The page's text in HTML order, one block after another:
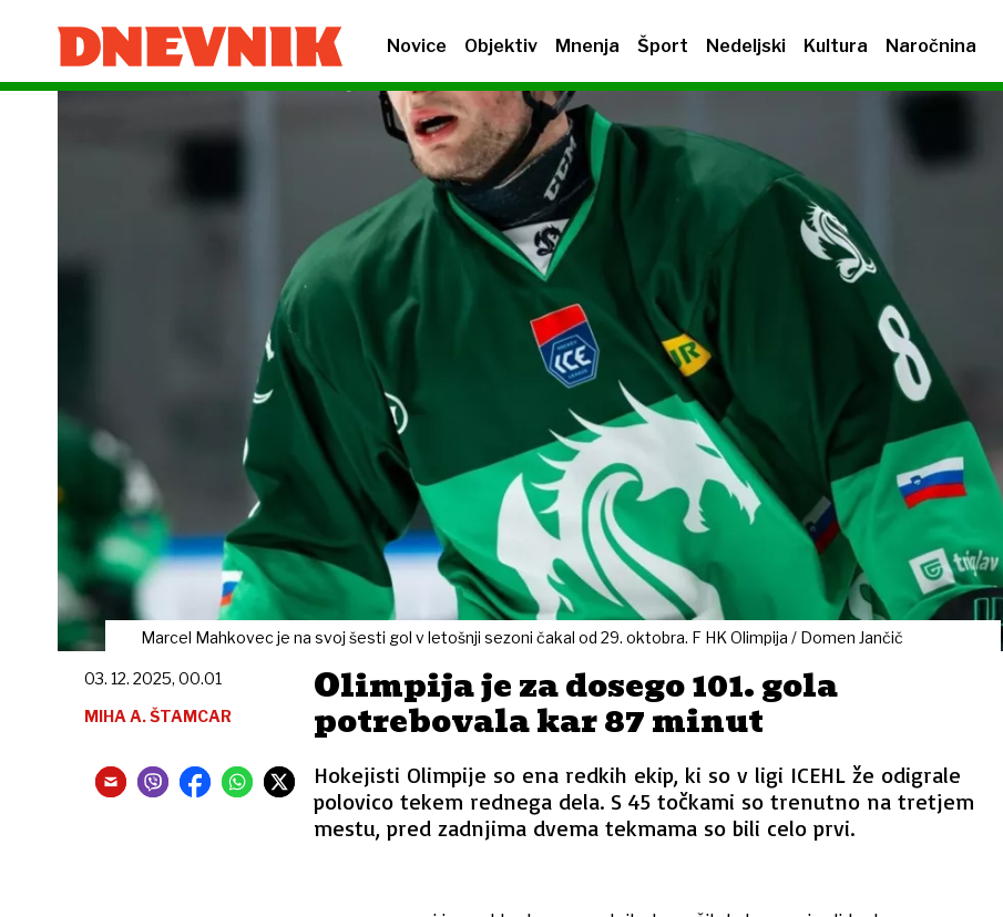
Novice Objektiv Mnenja Šport Nedeljski Kultura Naročnina
Marcel Mahkovec je na svoj šesti gol v letošnji sezoni čakal od 29. oktobra. F HK Olimpija / Domen Jančič
Olimpija je za dosego 101. gola
potrebovala kar 87 minut
Hokejisti Olimpije so ena redkih ekip, ki so v ligi ICEHL že odigrale
polovico tekem rednega dela. S 45 točkami so trenutno na tretjem
mestu, pred zadnjima dvema tekmama so bili celo prvi.
03. 12. 2025, 00.01
MIHA A. ŠTAMCAR